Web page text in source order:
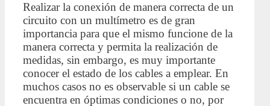
Realizar la conexión de manera correcta de un
circuito con un multímetro es de gran
importancia para que el mismo funcione de la
manera correcta y permita la realización de
medidas, sin embargo, es muy importante
conocer el estado de los cables a emplear. En
muchos casos no es observable si un cable se
encuentra en óptimas condiciones o no, por